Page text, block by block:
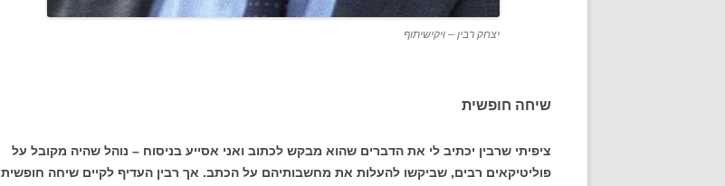
יצחק רבין – ויקישיתוף
שיחה חופשית
ציפיתי שרבין יכתיב לי את הדברים שהוא מבקש לכתוב ואני אסייע בניסוח – נוהל שהיה מקובל על
פוליטיקאים רבים, שביקשו להעלות את מחשבותיהם על הכתב. אך רבין העדיף לקיים שיחה חופשית